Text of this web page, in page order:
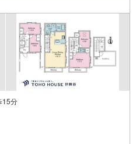
15分